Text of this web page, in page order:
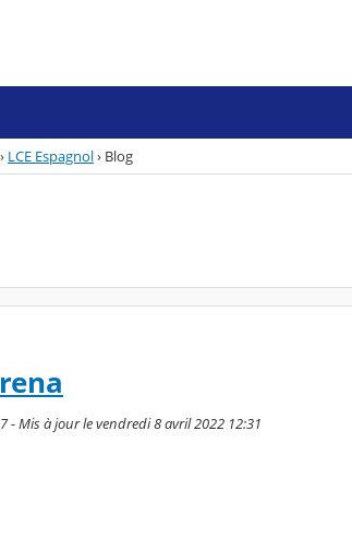
› LCE Espagnol› Blog
- Mis à jour le vendredi 8 avril 2022 12:31